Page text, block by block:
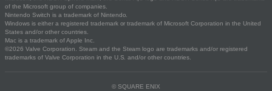
of the Microsoft group of companies.
Nintendo Switch is a trademark of Nintendo.
Windows is either a registered trademark or trademark of Microsoft Corporation in the United
States and/or other countries.
Mac is a trademark of Apple Inc.
©2026 Valve Corporation. Steam and the Steam logo are trademarks and/or registered
trademarks of Valve Corporation in the U.S. and/or other countries.
© SQUARE ENIX